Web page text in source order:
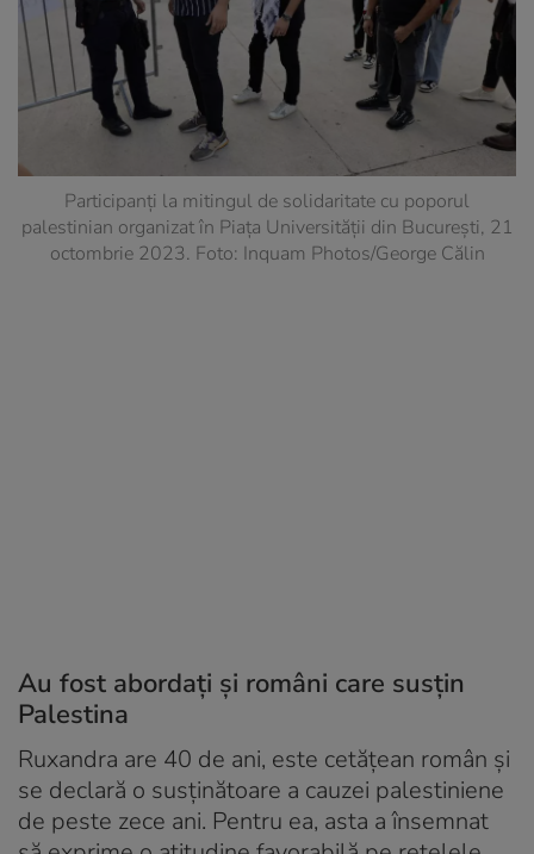
Participanți la mitingul de solidaritate cu poporul
palestinian organizat în Piaţa Universităţii din București, 21
octombrie 2023. Foto: Inquam Photos/George Călin
Au fost abordați și români care susțin
Palestina
Ruxandra are 40 de ani, este cetățean român și
se declară o susţinătoare a cauzei palestiniene
de peste zece ani. Pentru ea, asta a însemnat